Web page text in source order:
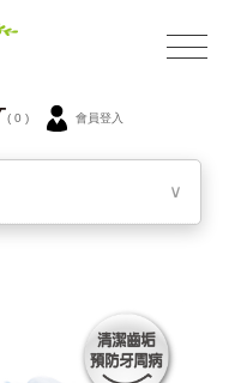
( 0 ) 會員登入
∨